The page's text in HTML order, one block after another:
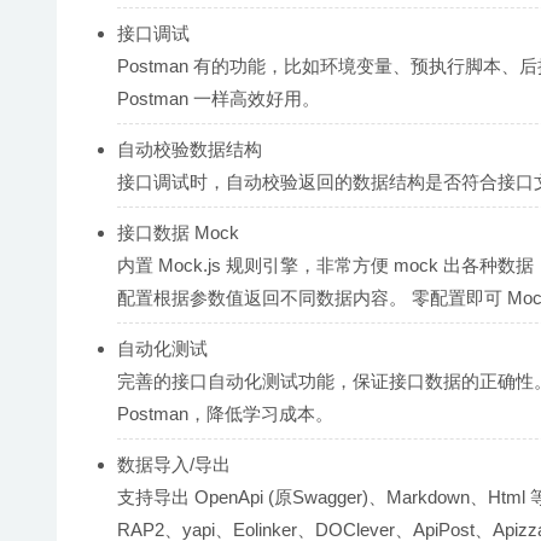
接口调试
Postman 有的功能，比如环境变量、预执行脚本、
Postman 一样高效好用。
自动校验数据结构
接口调试时，自动校验返回的数据结构是否符合接
接口数据 Mock
内置 Mock.js 规则引擎，非常方便 mock 出各种数
配置根据参数值返回不同数据内容。 零配置即可
自动化测试
完善的接口自动化测试功能，保证接口数据的正确
Postman，降低学习成本。
数据导入/导出
支持导出 OpenApi (原Swagger)、Markdown、Html
RAP2、yapi、Eolinker、DOClever、ApiPost、